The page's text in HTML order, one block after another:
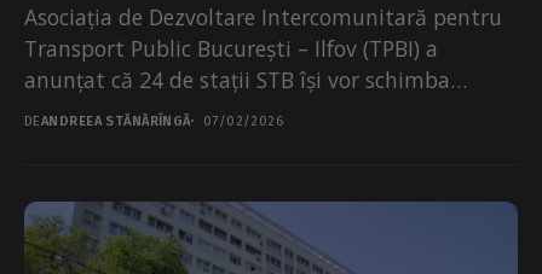
Asociația de Dezvoltare Intercomunitară pentru
Transport Public București – Ilfov (TPBI) a
anunțat că 24 de stații STB își vor schimba
denumirea de...
DEANDREEA STĂNĂRÎNGĂ 07/02/2026